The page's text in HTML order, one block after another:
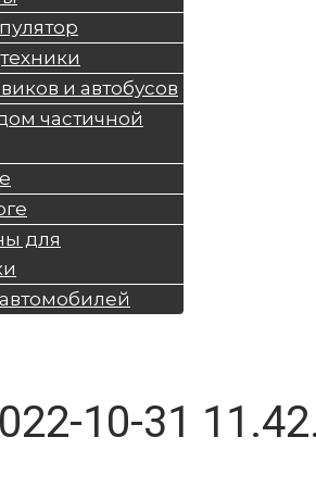
и автобусов
частичной
для
10-31